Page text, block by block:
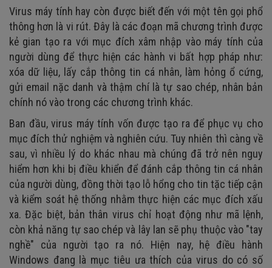
4. Sao lưu dữ liệu thường xuyên
5. Tránh nhấp vào các liên kết đáng ngờ
6. Luôn quét các tệp đính kèm trong email
7. Cập nhật bản vá lỗi hệ điều hành
Virus máy tính hay còn được biết đến với một tên gọi phổ
thông hơn là vi rút. Đây là các đoạn mã chương trình được
kẻ gian tạo ra với mục đích xâm nhập vào máy tính của
người dùng để thực hiện các hành vi bất hợp pháp như:
xóa dữ liệu, lấy cắp thông tin cá nhân, làm hỏng ổ cứng,
gửi email nặc danh và thậm chí là tự sao chép, nhân bản
chính nó vào trong các chương trình khác.
Ban đầu, virus máy tính vốn được tạo ra để phục vụ cho
mục đích thử nghiệm và nghiên cứu. Tuy nhiên thì càng về
sau, vì nhiều lý do khác nhau mà chúng đã trở nên nguy
hiểm hơn khi bị điều khiển để đánh cắp thông tin cá nhân
của người dùng, đồng thời tạo lỗ hổng cho tin tặc tiếp cận
và kiểm soát hệ thống nhằm thực hiện các mục đích xấu
xa. Đặc biệt, bản thân virus chỉ hoạt động như mã lệnh,
còn khả năng tự sao chép và lây lan sẽ phụ thuộc vào "tay
nghề" của người tạo ra nó. Hiện nay, hệ điều hành
Windows đang là mục tiêu ưa thích của virus do có số